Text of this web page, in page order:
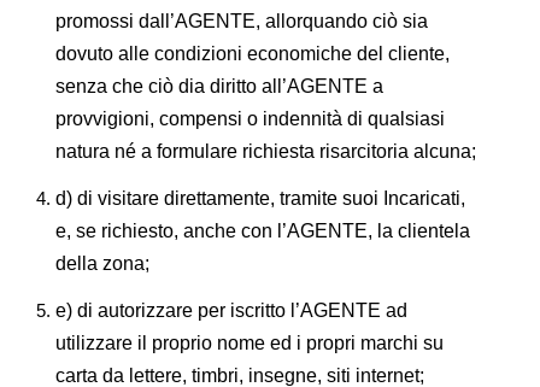
promossi dall’AGENTE, allorquando ciò sia
dovuto alle condizioni economiche del cliente,
senza che ciò dia diritto all’AGENTE a
provvigioni, compensi o indennità di qualsiasi
natura né a formulare richiesta risarcitoria alcuna;
d) di visitare direttamente, tramite suoi Incaricati,
e, se richiesto, anche con l’AGENTE, la clientela
della zona;
e) di autorizzare per iscritto l’AGENTE ad
utilizzare il proprio nome ed i propri marchi su
carta da lettere, timbri, insegne, siti internet;